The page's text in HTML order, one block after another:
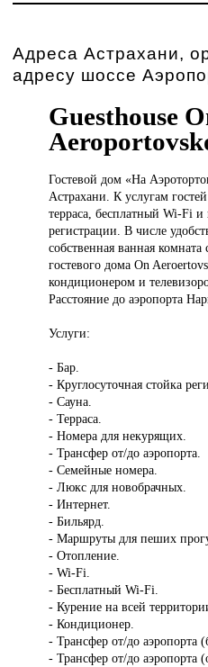
Адреса Астрахани,
адресу шоссе
Guesthouse
Гостевой дом«На
Астрахани. К услугам
терраса, бесплатный Wi-Fi и
регистрации. В числе
собственная ванная
гостевого дома On
кондиционером и
Расстояние до аэропорта
Услуги:
- Бар.
- Круглосуточная стойка
- Сауна.
- Терраса.
- Номера для некурящих.
- Трансфер от/до аэропорта.
- Семейные номера.
- Люкс для новобрачных.
- Интернет.
- Бильярд.
- Маршруты для пеших
- Отопление.
- Wi-Fi.
- Бесплатный Wi-Fi.
- Курение на всей
- Кондиционер.
- Трансфер от/до аэропорта
- Трансфер от/до аэропорта